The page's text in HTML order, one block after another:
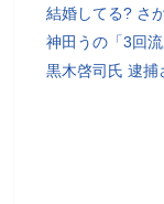
結婚してる? さ
神田うの「3回
黒木啓司氏 逮捕